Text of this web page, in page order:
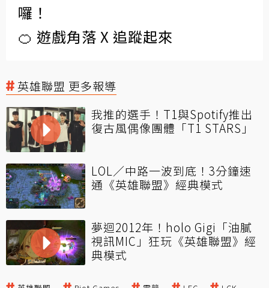
囉！
🍊 遊戲角落 X 追蹤起來
英雄聯盟 更多報導
我推的選手！T1與Spotify推出
復古風偶像團體「T1 STARS」
LOL／中路一波到底！3分鐘速
通《英雄聯盟》經典模式
夢迴2012年！holo Gigi「油膩
視訊MIC」狂玩《英雄聯盟》經
典模式